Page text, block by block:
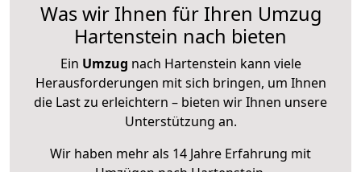
Was wir Ihnen für Ihren Umzug
Hartenstein nach bieten
Ein Umzug nach Hartenstein kann viele
Herausforderungen mit sich bringen, um Ihnen
die Last zu erleichtern – bieten wir Ihnen unsere
Unterstützung an.
Wir haben mehr als 14 Jahre Erfahrung mit